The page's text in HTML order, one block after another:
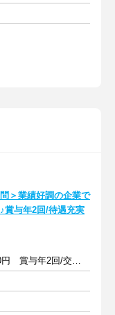
＞業績好調の企業で
賞与年2回/待遇充実
月給24万8000～31万8000円 賞与年2回/交通費支給